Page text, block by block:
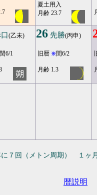
夏土用入
月齢 23.7
(乙未)
閏6/1
26 先勝(丙申)
旧暦 ※閏6/2
月齢 1.3
７回（メトン周期） １ヶ
暦説明